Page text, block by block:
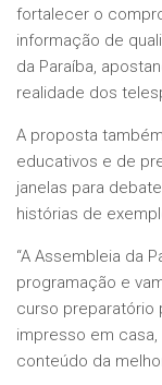
fortalecer o
informação de
da Paraíba,
realidade dos
A proposta
educativos e de
janelas para
histórias de
“A Assembleia da
programação e
curso preparatório
impresso em
conteúdo da